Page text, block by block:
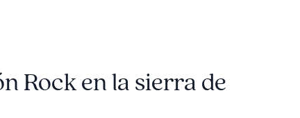
Rock en la sierra de